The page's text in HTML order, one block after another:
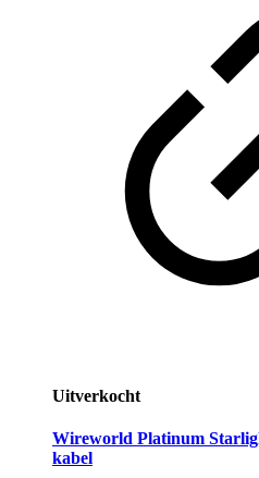
Uitverkocht
Wireworld Platinum
kabel